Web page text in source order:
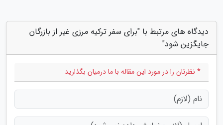
دیدگاه های مرتبط با "برای سفر ترکیه مرزی غیر از بازرگان
جایگزین شود"
* نظرتان را در مورد این مقاله با ما درمیان بگذارید